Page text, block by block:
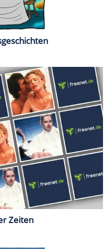
Zeiten